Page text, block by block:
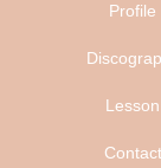
Profile
Lesson
Contact